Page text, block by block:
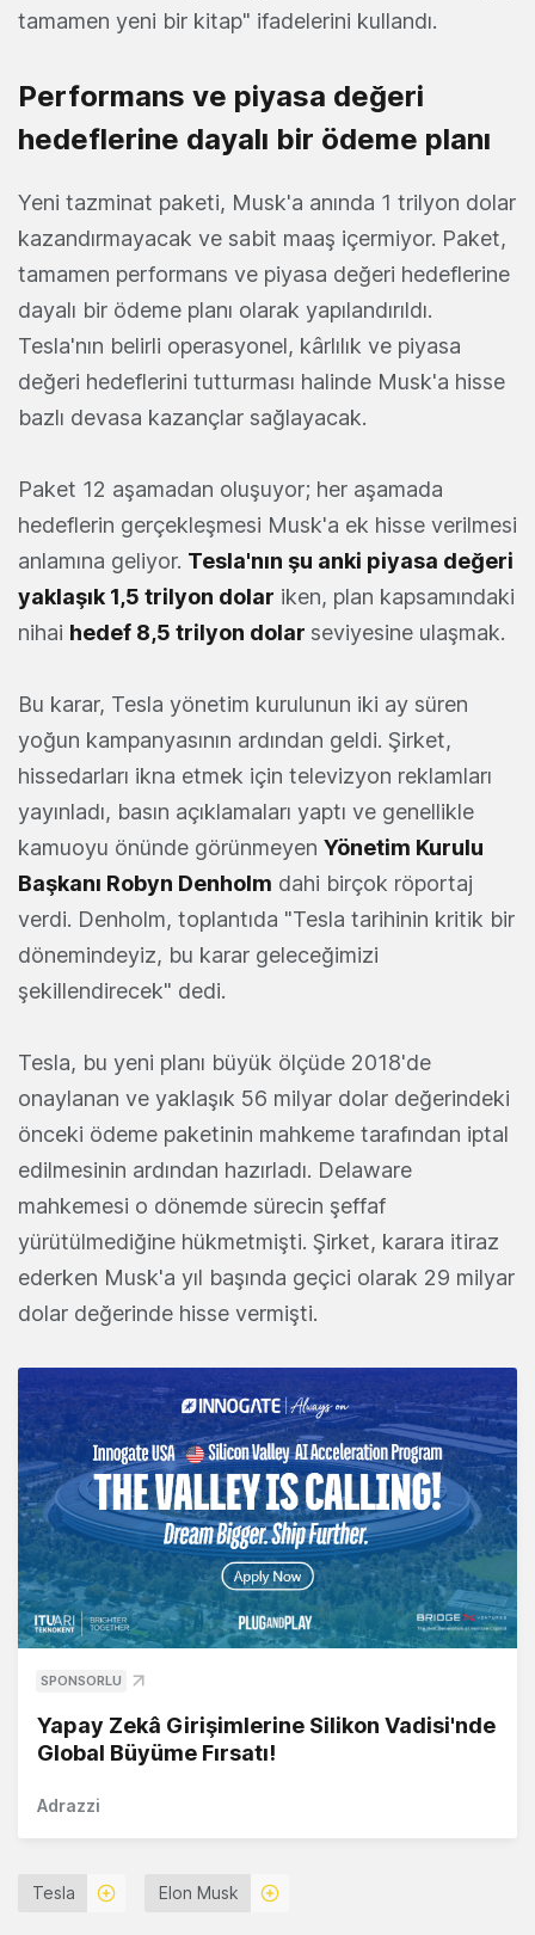
tamamen yeni bir kitap" ifadelerini kullandı.
Performans ve piyasa değeri
hedeflerine dayalı bir ödeme planı
Yeni tazminat paketi, Musk'a anında 1 trilyon dolar
kazandırmayacak ve sabit maaş içermiyor. Paket,
tamamen performans ve piyasa değeri hedeflerine
dayalı bir ödeme planı olarak yapılandırıldı.
Tesla'nın belirli operasyonel, kârlılık ve piyasa
değeri hedeflerini tutturması halinde Musk'a hisse
bazlı devasa kazançlar sağlayacak.
Paket 12 aşamadan oluşuyor; her aşamada
hedeflerin gerçekleşmesi Musk'a ek hisse verilmesi
anlamına geliyor. Tesla'nın şu anki piyasa değeri
yaklaşık 1,5 trilyon dolar iken, plan kapsamındaki
nihai hedef 8,5 trilyon dolar seviyesine ulaşmak.
Bu karar, Tesla yönetim kurulunun iki ay süren
yoğun kampanyasının ardından geldi. Şirket,
hissedarları ikna etmek için televizyon reklamları
yayınladı, basın açıklamaları yaptı ve genellikle
kamuoyu önünde görünmeyen Yönetim Kurulu
Başkanı Robyn Denholm dahi birçok röportaj
verdi. Denholm, toplantıda "Tesla tarihinin kritik bir
dönemindeyiz, bu karar geleceğimizi
şekillendirecek" dedi.
Tesla, bu yeni planı büyük ölçüde 2018'de
onaylanan ve yaklaşık 56 milyar dolar değerindeki
önceki ödeme paketinin mahkeme tarafından iptal
edilmesinin ardından hazırladı. Delaware
mahkemesi o dönemde sürecin şeffaf
yürütülmediğine hükmetmişti. Şirket, karara itiraz
ederken Musk'a yıl başında geçici olarak 29 milyar
dolar değerinde hisse vermişti.
SPONSORLU
Yapay Zekâ Girişimlerine Silikon Vadisi'nde
Global Büyüme Fırsatı!
Adrazzi
Tesla Elon Musk